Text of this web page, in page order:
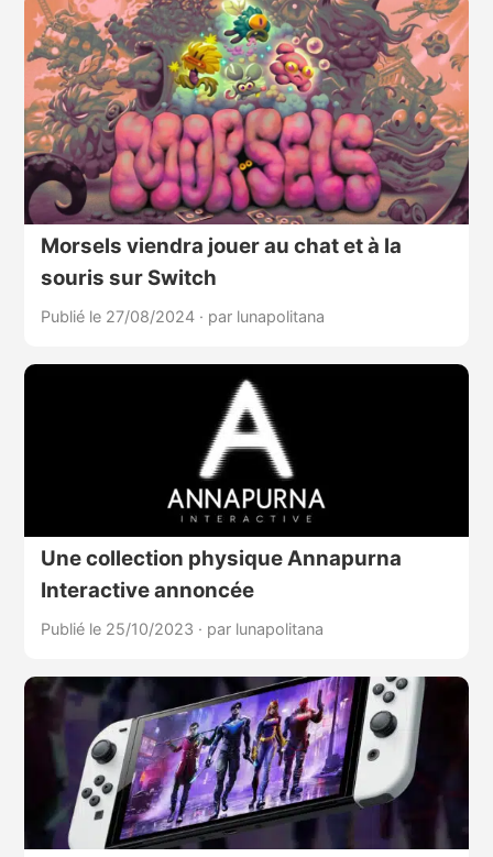
Morsels viendra jouer au chat et à la
souris sur Switch
Publié le 27/08/2024 · par lunapolitana
Une collection physique Annapurna
Interactive annoncée
Publié le 25/10/2023 · par lunapolitana